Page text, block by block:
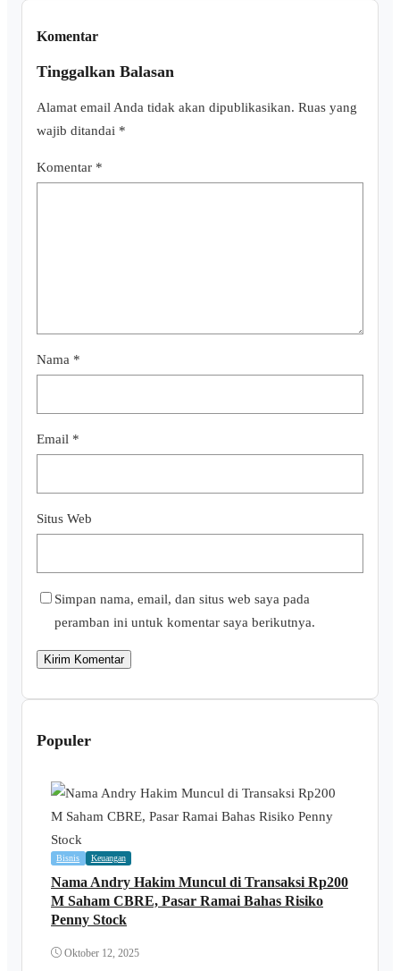
Komentar
Tinggalkan Balasan
Alamat email Anda tidak akan dipublikasikan. Ruas yang
wajib ditandai *
Komentar *
Nama *
Email *
Situs Web
Simpan nama, email, dan situs web saya pada
peramban ini untuk komentar saya berikutnya.
Populer
Bisnis Keuangan
Nama Andry Hakim Muncul di Transaksi Rp200
M Saham CBRE, Pasar Ramai Bahas Risiko
Penny Stock
Oktober 12, 2025